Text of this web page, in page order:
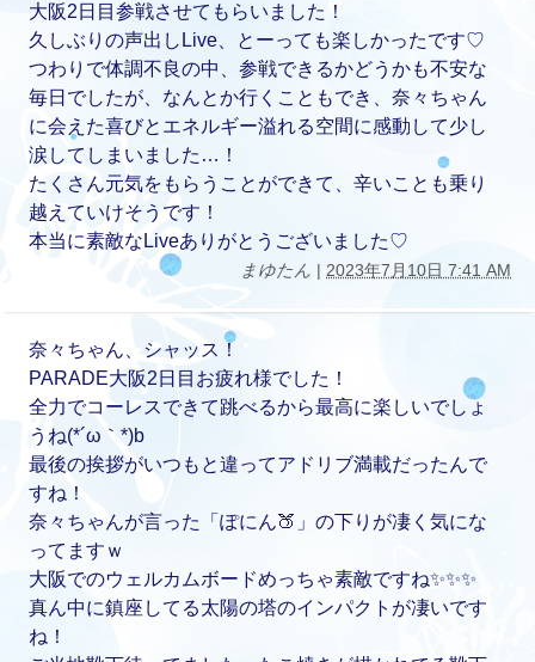
大阪2日目参戦させてもらいました！
久しぶりの声出しLive、とーっても楽しかったです♡
つわりで体調不良の中、参戦できるかどうかも不安な
毎日でしたが、なんとか行くこともでき、奈々ちゃん
に会えた喜びとエネルギー溢れる空間に感動して少し
涙してしまいました…！
たくさん元気をもらうことができて、辛いことも乗り
越えていけそうです！
本当に素敵なLiveありがとうございました♡
まゆたん | 2023年7月10日 7:41 AM
奈々ちゃん、シャッス！
PARADE大阪2日目お疲れ様でした！
全力でコーレスできて跳べるから最高に楽しいでしょ
うね(*´ω｀*)b
最後の挨拶がいつもと違ってアドリブ満載だったんで
すね！
奈々ちゃんが言った「ぽにん🍑」の下りが凄く気にな
ってますｗ
大阪でのウェルカムボードめっちゃ素敵ですね✨✨✨
真ん中に鎮座してる太陽の塔のインパクトが凄いです
ね！